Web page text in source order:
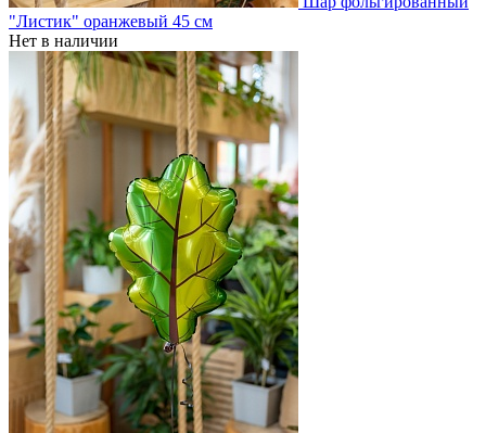
"Листик" оранжевый 45 см
Нет в наличии